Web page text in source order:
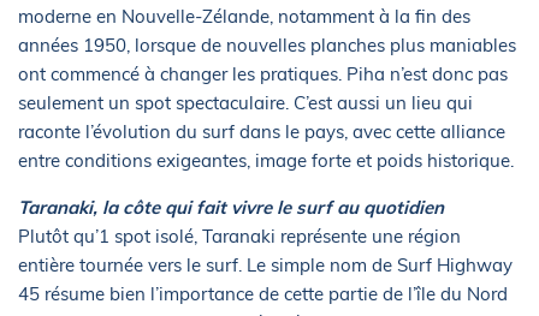
moderne en Nouvelle-Zélande, notamment à la fin des
années 1950, lorsque de nouvelles planches plus maniables
ont commencé à changer les pratiques. Piha n’est donc pas
seulement un spot spectaculaire. C’est aussi un lieu qui
raconte l’évolution du surf dans le pays, avec cette alliance
entre conditions exigeantes, image forte et poids historique.
Taranaki, la côte qui fait vivre le surf au quotidien
Plutôt qu’1 spot isolé, Taranaki représente une région
entière tournée vers le surf. Le simple nom de Surf Highway
45 résume bien l’importance de cette partie de l’île du Nord